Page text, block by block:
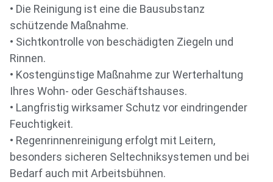
• Die Reinigung ist eine die Bausubstanz
schützende Maßnahme.
• Sichtkontrolle von beschädigten Ziegeln und
Rinnen.
• Kostengünstige Maßnahme zur Werterhaltung
Ihres Wohn- oder Geschäftshauses.
• Langfristig wirksamer Schutz vor eindringender
Feuchtigkeit.
• Regenrinnenreinigung erfolgt mit Leitern,
besonders sicheren Seltechniksystemen und bei
Bedarf auch mit Arbeitsbühnen.